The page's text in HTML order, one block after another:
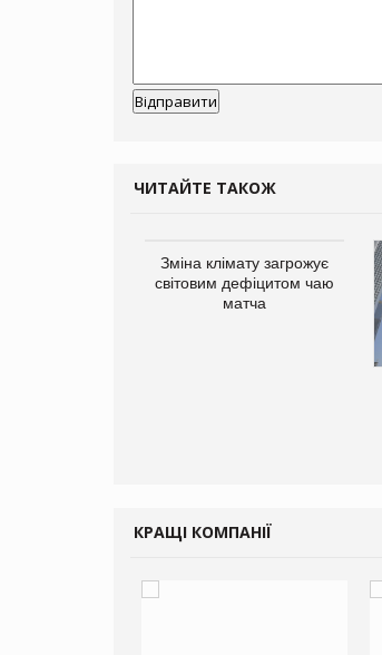
ЧИТАЙТЕ ТАКОЖ
Зміна клімату загрожує
світовим дефіцитом чаю
матча
КРАЩІ КОМПАНІЇ